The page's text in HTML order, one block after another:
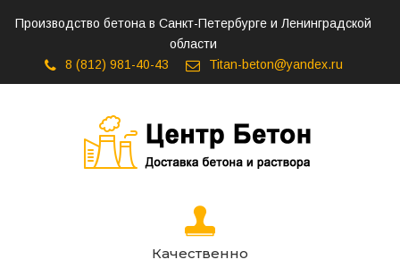
Производство бетона в Санкт-Петербурге и Ленинградской
области
8 (812) 981-40-43
Titan-beton@yandex.ru
Качественно